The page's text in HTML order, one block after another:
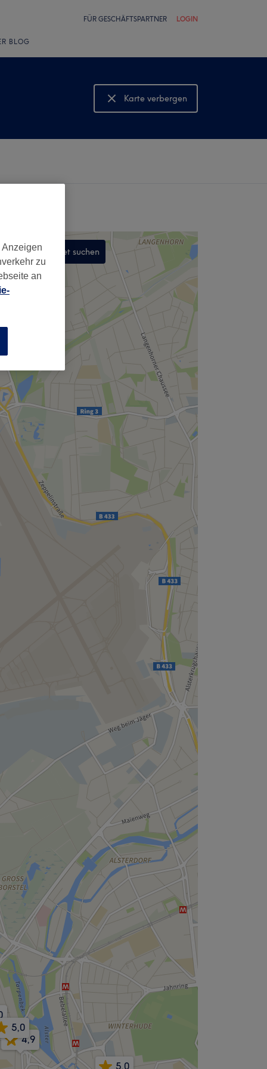
FÜR GESCHÄFTSPARTNER LOGIN
BLOG
Karte verbergen
Karte anzeigen
5,0
4,9
5,0
In diesem Gebiet suchen
zu
an